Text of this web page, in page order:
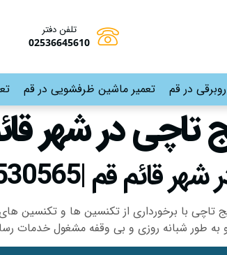
تلفن دفتر
02536645610
در قم تعمیر ماشین ظرفشویی در قم
تاچی در شهر
02536645610
تاچی با برخورداری از تکنسین ها و تکنسین
طور شبانه روزی و بی وقفه مشغول خدمات